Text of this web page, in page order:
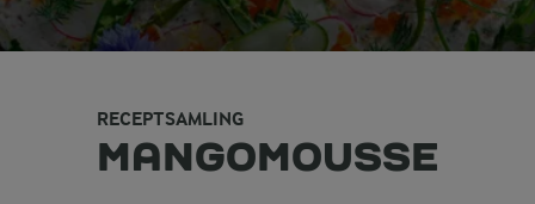
RECEPTSAMLING
MANGOMOUSSE